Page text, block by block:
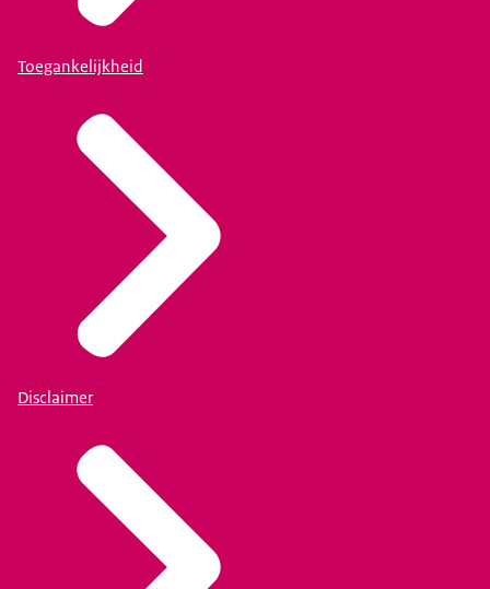
Toegankelijkheid
Disclaimer